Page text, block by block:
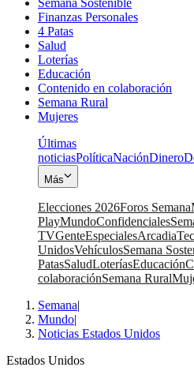
Finanzas Personales
4 Patas
Salud
Loterías
Educación
Contenido en colaboración
Semana Rural
Mujeres
Últimas
noticiasPolíticaNaciónDinero
Más
Elecciones 2026Foros Semana
PlayMundoConfidenciales
TVGenteEspecialesArcadia
UnidosVehículosSemana
PatasSaludLoteríasEducación
colaboraciónSemana Rural
Semana|
Mundo|
Noticias Estados Unidos
Estados Unidos